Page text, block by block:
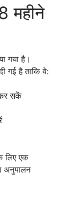
महीने
गया है।
गई है ताकि वे:
सकें
लिए एक
अनुपालन